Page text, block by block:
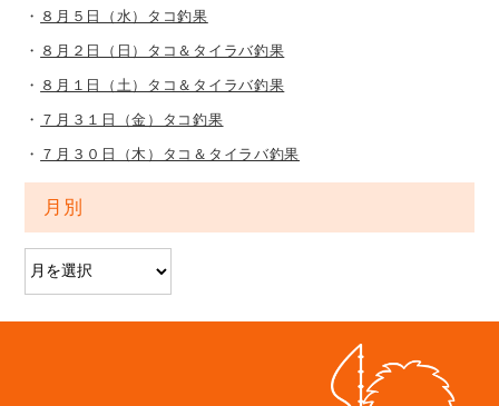
８月５日（水）タコ釣果
８月２日（日）タコ＆タイラバ釣果
８月１日（土）タコ＆タイラバ釣果
７月３１日（金）タコ釣果
７月３０日（木）タコ＆タイラバ釣果
月別